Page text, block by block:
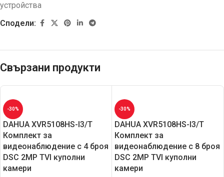
устройства
Сподели:
Свързани продукти
-30%
DAHUA XVR5108HS-I3/T
Комплект за
видеонаблюдение с 4 броя
DSC 2MP TVI куполни
камери
-30%
DAHUA XVR5108HS-I3/T
Комплект за
видеонаблюдение с 8 броя
DSC 2MP TVI куполни
камери